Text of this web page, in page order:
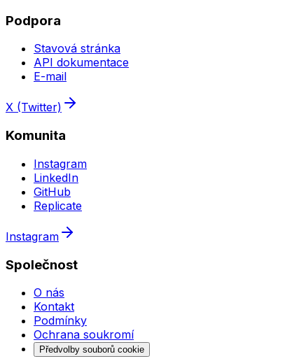
Podpora
Stavová stránka
API dokumentace
E-mail
X (Twitter)
Komunita
Instagram
LinkedIn
GitHub
Replicate
Instagram
Společnost
O nás
Kontakt
Podmínky
Ochrana soukromí
Předvolby souborů cookie